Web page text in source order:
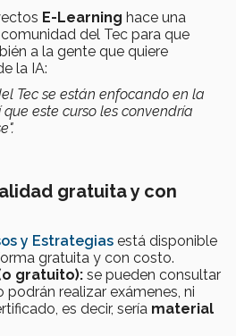
E-Learning hace una
del Tec para que
a la gente que quiere
la IA:
Tec se están enfocando en la
este curso les convendría
gratuita y con
y Estrategias está disponible
gratuita y con costo.
gratuito): se pueden consultar
realizar exámenes, ni
es decir, sería material